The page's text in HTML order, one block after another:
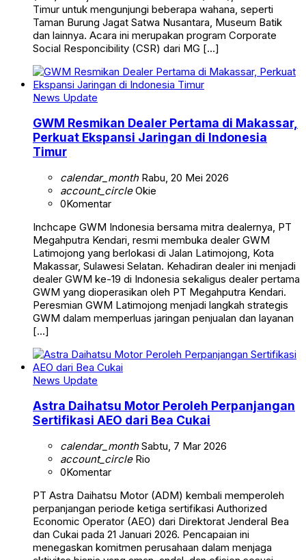
Timur untuk mengunjungi beberapa wahana, seperti
Taman Burung Jagat Satwa Nusantara, Museum Batik
dan lainnya. Acara ini merupakan program Corporate
Social Responcibility (CSR) dari MG […]
News Update
GWM Resmikan Dealer Pertama di Makassar,
Perkuat Ekspansi Jaringan di Indonesia
Timur
calendar_monthRabu, 20 Mei 2026
account_circleOkie
0Komentar
Inchcape GWM Indonesia bersama mitra dealernya, PT
Megahputra Kendari, resmi membuka dealer GWM
Latimojong yang berlokasi di Jalan Latimojong, Kota
Makassar, Sulawesi Selatan. Kehadiran dealer ini menjadi
dealer GWM ke-19 di Indonesia sekaligus dealer pertama
GWM yang dioperasikan oleh PT Megahputra Kendari.
Peresmian GWM Latimojong menjadi langkah strategis
GWM dalam memperluas jaringan penjualan dan layanan
[…]
News Update
Astra Daihatsu Motor Peroleh Perpanjangan
Sertifikasi AEO dari Bea Cukai
calendar_monthSabtu, 7 Mar 2026
account_circleRio
0Komentar
PT Astra Daihatsu Motor (ADM) kembali memperoleh
perpanjangan periode ketiga sertifikasi Authorized
Economic Operator (AEO) dari Direktorat Jenderal Bea
dan Cukai pada 21 Januari 2026. Pencapaian ini
menegaskan komitmen perusahaan dalam menjaga